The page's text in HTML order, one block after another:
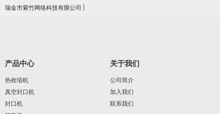
瑞金市紫竹网络科技有限公司
产品中心
热收缩机
真空封口机
封口机
关于我们
公司简介
加入我们
联系我们